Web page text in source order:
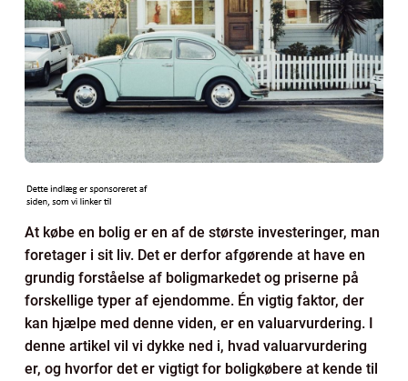
At købe en bolig er en af de største investeringer, man
foretager i sit liv. Det er derfor afgørende at have en
grundig forståelse af boligmarkedet og priserne på
forskellige typer af ejendomme. Én vigtig faktor, der
kan hjælpe med denne viden, er en valuarvurdering. I
denne artikel vil vi dykke ned i, hvad valuarvurdering
er, og hvorfor det er vigtigt for boligkøbere at kende til